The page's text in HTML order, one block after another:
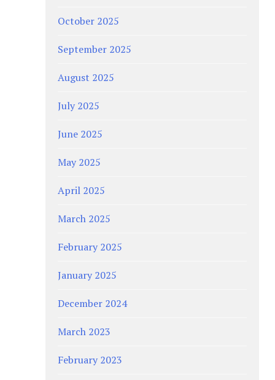
October 2025
September 2025
August 2025
July 2025
June 2025
May 2025
April 2025
March 2025
February 2025
January 2025
December 2024
March 2023
February 2023